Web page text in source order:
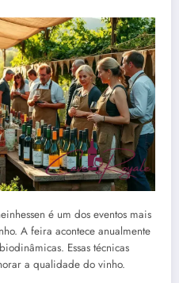
é um dos eventos mais
A feira acontece anualmente
Essas técnicas
a qualidade do vinho.